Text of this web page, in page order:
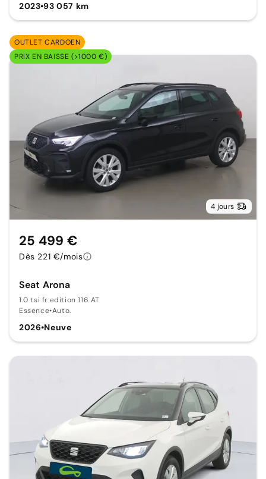
2023•93 057 km
OUTLET CARDOEN
PRIX EN BAISSE (>1000 €)
4 jours
Seat Arona
1.0 tsi fr edition 116 AT
Essence•Auto.
2026•Neuve
25 499 €
Dès 221 €/mois